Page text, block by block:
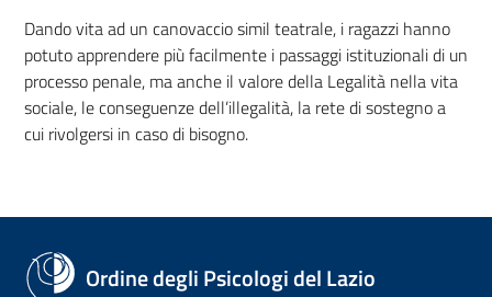
Dando vita ad un canovaccio simil teatrale, i ragazzi hanno
potuto apprendere più facilmente i passaggi istituzionali di un
processo penale, ma anche il valore della Legalità nella vita
sociale, le conseguenze dell’illegalità, la rete di sostegno a
cui rivolgersi in caso di bisogno.
Ordine degli Psicologi del Lazio